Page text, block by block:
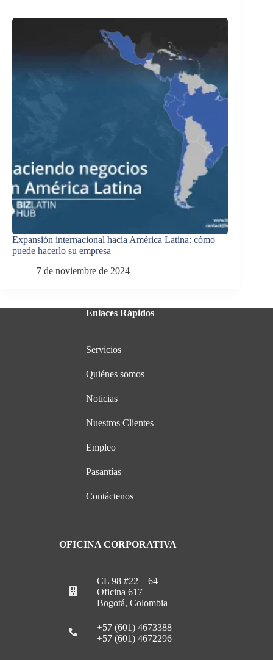
Expansión internacional hacia América Latina: cómo
puede hacerlo su empresa
7 de noviembre de 2024
Enlaces Rápidos
Servicios
Quiénes somos
Noticias
Nuestros Clientes
Empleo
Pasantías
Contáctenos
OFICINA CORPORATIVA
CL 98 #22 – 64
Oficina 617
Bogotá, Colombia
+57 (601) 4673388
+57 (601) 4672296